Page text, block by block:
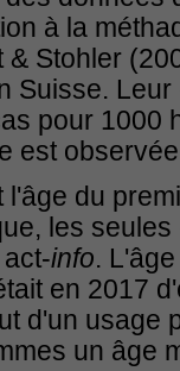
à la
& Stohler
Suisse.
pour 1000
est
l'âge du
les
info.
en 2017
d'un usage
un âge